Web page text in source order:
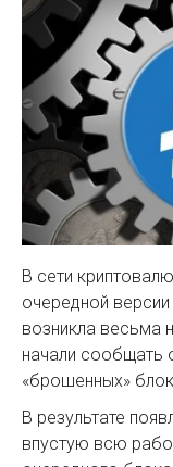
В сети
очередной
возникла весьма
начали сообщать
«брошенных»
В результате
впустую всю